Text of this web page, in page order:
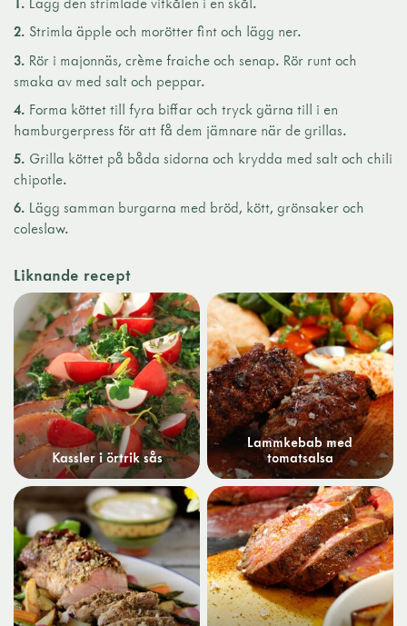
2. Strimla äpple och morötter fint och lägg ner.
3. Rör i majonnäs, crème fraiche och senap. Rör runt och
smaka av med salt och peppar.
4. Forma köttet till fyra biffar och tryck gärna till i en
hamburgerpress för att få dem jämnare när de grillas.
5. Grilla köttet på båda sidorna och krydda med salt och chili
chipotle.
6. Lägg samman burgarna med bröd, kött, grönsaker och
coleslaw.
Liknande recept
Kassler i örtrik sås
Lammkebab med
tomatsalsa